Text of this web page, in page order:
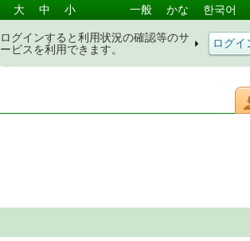
大 中 小 一般 かな 한국어
ログインすると利用状況の確認等のサ
ービスを利用できます。